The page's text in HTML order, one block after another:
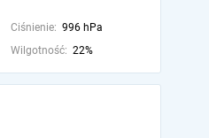
Ciśnienie: 996 hPa
Wilgotność: 22%